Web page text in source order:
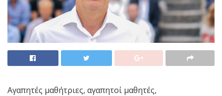
Αγαπητές μαθήτριες, αγαπητοί μαθητές,